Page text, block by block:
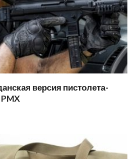
версия пистолета-